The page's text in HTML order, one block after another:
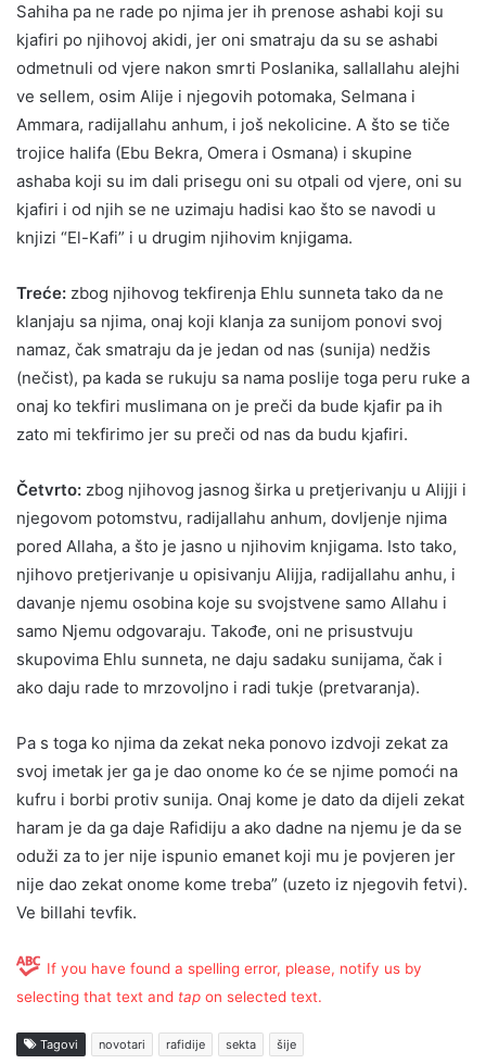
Sahiha pa ne rade po njima jer ih prenose ashabi koji su
kjafiri po njihovoj akidi, jer oni smatraju da su se ashabi
odmetnuli od vjere nakon smrti Poslanika, sallallahu alejhi
ve sellem, osim Alije i njegovih potomaka, Selmana i
Ammara, radijallahu anhum, i još nekolicine. A što se tiče
trojice halifa (Ebu Bekra, Omera i Osmana) i skupine
ashaba koji su im dali prisegu oni su otpali od vjere, oni su
kjafiri i od njih se ne uzimaju hadisi kao što se navodi u
knjizi “El-Kafi” i u drugim njihovim knjigama.
Treće: zbog njihovog tekfirenja Ehlu sunneta tako da ne
klanjaju sa njima, onaj koji klanja za sunijom ponovi svoj
namaz, čak smatraju da je jedan od nas (sunija) nedžis
(nečist), pa kada se rukuju sa nama poslije toga peru ruke a
onaj ko tekfiri muslimana on je preči da bude kjafir pa ih
zato mi tekfirimo jer su preči od nas da budu kjafiri.
Četvrto: zbog njihovog jasnog širka u pretjerivanju u Alijji i
njegovom potomstvu, radijallahu anhum, dovljenje njima
pored Allaha, a što je jasno u njihovim knjigama. Isto tako,
njihovo pretjerivanje u opisivanju Alijja, radijallahu anhu, i
davanje njemu osobina koje su svojstvene samo Allahu i
samo Njemu odgovaraju. Takođe, oni ne prisustvuju
skupovima Ehlu sunneta, ne daju sadaku sunijama, čak i
ako daju rade to mrzovoljno i radi tukje (pretvaranja).
Pa s toga ko njima da zekat neka ponovo izdvoji zekat za
svoj imetak jer ga je dao onome ko će se njime pomoći na
kufru i borbi protiv sunija. Onaj kome je dato da dijeli zekat
haram je da ga daje Rafidiju a ako dadne na njemu je da se
oduži za to jer nije ispunio emanet koji mu je povjeren jer
nije dao zekat onome kome treba” (uzeto iz njegovih fetvi).
Ve billahi tevfik.
If you have found a spelling error, please, notify us by
selecting that text and tap on selected text.
Tagovi novotari rafidije sekta šije